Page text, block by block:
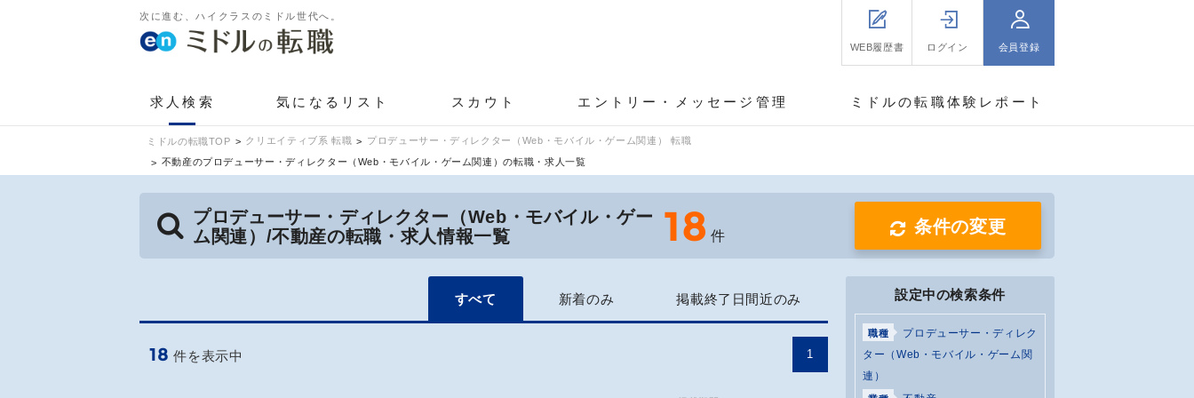
次に進む、ハイクラスのミドル世代へ。
WEB履歴書 ログイン 会員登録
求人検索 気になるリスト スカウト エントリー・メッセージ管理 ミドルの転職体験レポート
ミドルの転職TOP クリエイティブ系 転職
プロデューサー・ディレクター（Web・モバイル・ゲーム関連） 転職
不動産のプロデューサー・ディレクター（Web・モバイル・ゲーム関連）の転職・求人一覧
プロデューサー・ディレクター（Web・モバイル・ゲー
ム関連）/不動産の転職・求人情報一覧
18 件 条件の変更
すべて 新着のみ 掲載終了日間近のみ
18 件を表示中 1
設定中の検索条件
職種
プロデューサー・ディレク
ター（Web・モバイル・ゲーム関
連）